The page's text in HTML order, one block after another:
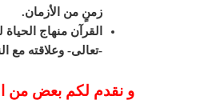
زمنٍ من الأزمان.
القرآن منهاج
-تعالى- وعلاقته مع
و نقدم لكم بعض من